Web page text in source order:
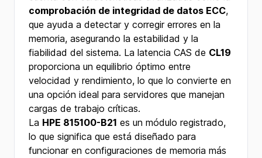
comprobación de integridad de datos ECC,
que ayuda a detectar y corregir errores en la
memoria, asegurando la estabilidad y la
fiabilidad del sistema. La latencia CAS de CL19
proporciona un equilibrio óptimo entre
velocidad y rendimiento, lo que lo convierte en
una opción ideal para servidores que manejan
cargas de trabajo críticas.
La HPE 815100-B21 es un módulo registrado,
lo que significa que está diseñado para
funcionar en configuraciones de memoria más